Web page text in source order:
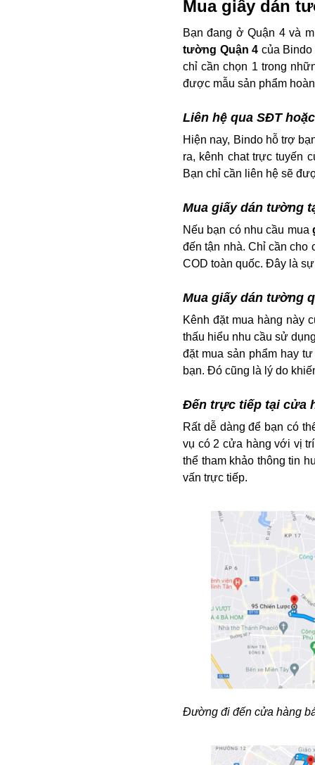
Mua giấy dán
Bạn đang ở Quận 4 và
tường Quận 4 của
chỉ cần chọn 1 trong
được mẫu sản phẩm
Liên hệ qua SĐT
Hiện nay, Bindo hỗ trợ
ra, kênh chat trực tuyến
Bạn chỉ cần liên hệ sẽ
Mua giấy dán tường
Nếu bạn có nhu cầu mua
đến tận nhà. Chỉ cần cho
COD toàn quốc. Đây là
Mua giấy dán tường
Kênh đặt mua hàng này
thấu hiểu nhu cầu sử
đặt mua sản phẩm hay
bạn. Đó cũng là lý do
Đến trực tiếp tại cửa
Rất dễ dàng để bạn có
vụ có 2 cửa hàng với vị
thể tham khảo thông tin
vấn trực tiếp.
Đường đi đến cửa hàng